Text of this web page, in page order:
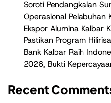
Soroti Pendangkalan
Operasional Pelabuhan
Ekspor Alumina Kalbar
Pastikan Program
Bank Kalbar Raih
2026, Bukti
Recent